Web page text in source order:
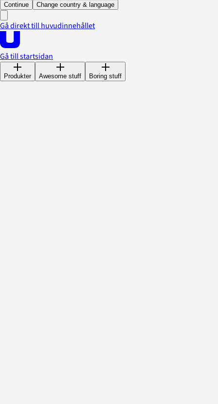
Continue Change country & language
Gå direkt till huvudinnehållet
Gå till startsidan
Produkter Awesome stuff Boring stuff